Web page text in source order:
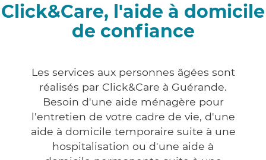
Click&Care, l'aide à domicile
de confiance
Les services aux personnes âgées sont
réalisés par Click&Care à Guérande.
Besoin d'une aide ménagère pour
l'entretien de votre cadre de vie, d'une
aide à domicile temporaire suite à une
hospitalisation ou d'une aide à